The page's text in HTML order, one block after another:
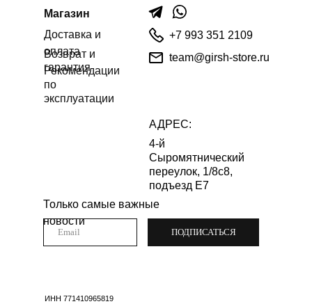
+7 993 351 2109
Только самые важные
новости
ПОДПИСАТЬСЯ
4-й
Сыромятнический
переулок, 1/8с8,
подъезд Е7
АДРЕС:
Магазин
ИНН 771410965819
team@girsh-store.ru
Рекомендации
по
эксплуатации
Доставка и
оплата
Возврат и
гарантия